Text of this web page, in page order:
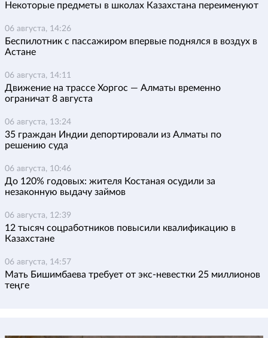
Некоторые предметы в школах Казахстана переименуют
06 августа, 14:26
Беспилотник с пассажиром впервые поднялся в воздух в
Астане
06 августа, 14:11
Движение на трассе Хоргос — Алматы временно
ограничат 8 августа
06 августа, 13:24
35 граждан Индии депортировали из Алматы по
решению суда
06 августа, 10:46
До 120% годовых: жителя Костаная осудили за
незаконную выдачу займов
06 августа, 12:39
12 тысяч соцработников повысили квалификацию в
Казахстане
06 августа, 14:57
Мать Бишимбаева требует от экс-невестки 25 миллионов
теңге